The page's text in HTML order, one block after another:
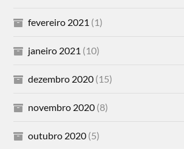
fevereiro 2021 (1)
janeiro 2021 (10)
dezembro 2020 (15)
novembro 2020 (8)
outubro 2020 (5)